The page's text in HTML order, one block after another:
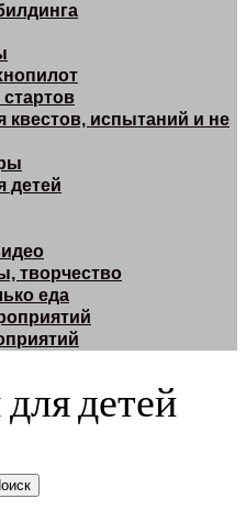
квестов, испытаний и не
детей
творчество
еда
детей